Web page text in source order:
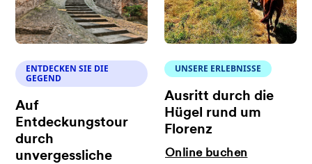
ENTDECKEN SIE DIE
GEGEND
Auf
Entdeckungstour
durch
unvergessliche
UNSERE ERLEBNISSE
Ausritt durch die
Hügel rund um
Florenz
Online buchen